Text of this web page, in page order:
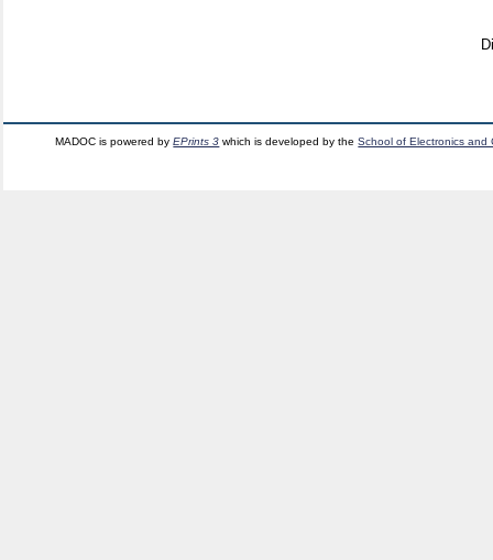
MADOC is powered byEPrints 3 which is developed by theSchool of Electronics and